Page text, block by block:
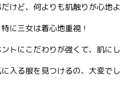
けど、何よりも肌触りが心地
に三女は着心地重視！
トにこだわりが強くて、肌に
入る服を見つけるの、大変でし